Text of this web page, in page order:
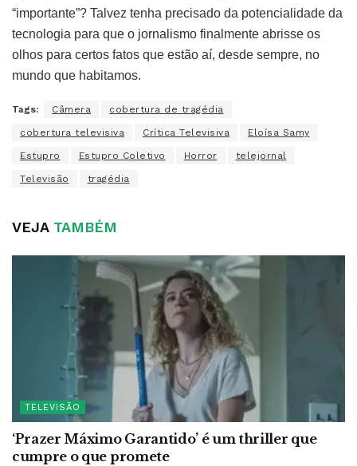
“importante”? Talvez tenha precisado da potencialidade da
tecnologia para que o jornalismo finalmente abrisse os
olhos para certos fatos que estão aí, desde sempre, no
mundo que habitamos.
Tags: Câmera cobertura de tragédia
cobertura televisiva Crítica Televisiva Eloísa Samy
Estupro Estupro Coletivo Horror telejornal
Televisão tragédia
VEJATAMBÉM
TELEVISÃO
‘Prazer Máximo Garantido’ é um thriller que
cumpre o que promete